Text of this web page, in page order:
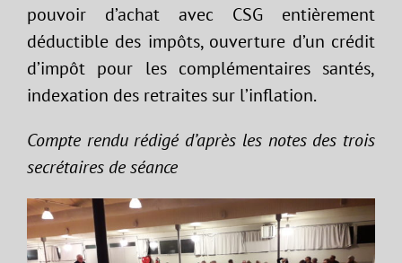
pouvoir d’achat avec CSG entièrement
déductible des impôts, ouverture d’un crédit
d’impôt pour les complémentaires santés,
indexation des retraites sur l’inflation.
Compte rendu rédigé d’après les notes des trois
secrétaires de séance